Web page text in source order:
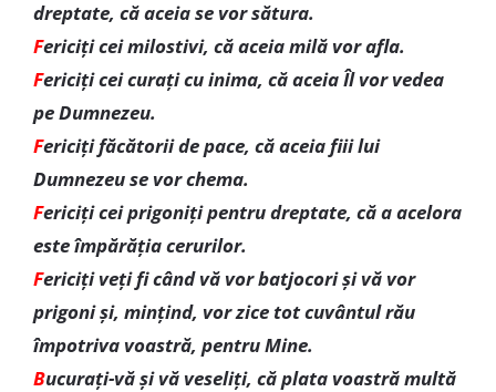
dreptate, că aceia se vor sătura.
Fericiți cei milostivi, că aceia milă vor afla.
Fericiți cei curați cu inima, că aceia Îl vor vedea
pe Dumnezeu.
Fericiți făcătorii de pace, că aceia fiii lui
Dumnezeu se vor chema.
Fericiți cei prigoniți pentru dreptate, că a acelora
este împărăția cerurilor.
Fericiți veți fi când vă vor batjocori și vă vor
prigoni și, mințind, vor zice tot cuvântul rău
împotriva voastră, pentru Mine.
Bucurați-vă și vă veseliți, că plata voastră multă